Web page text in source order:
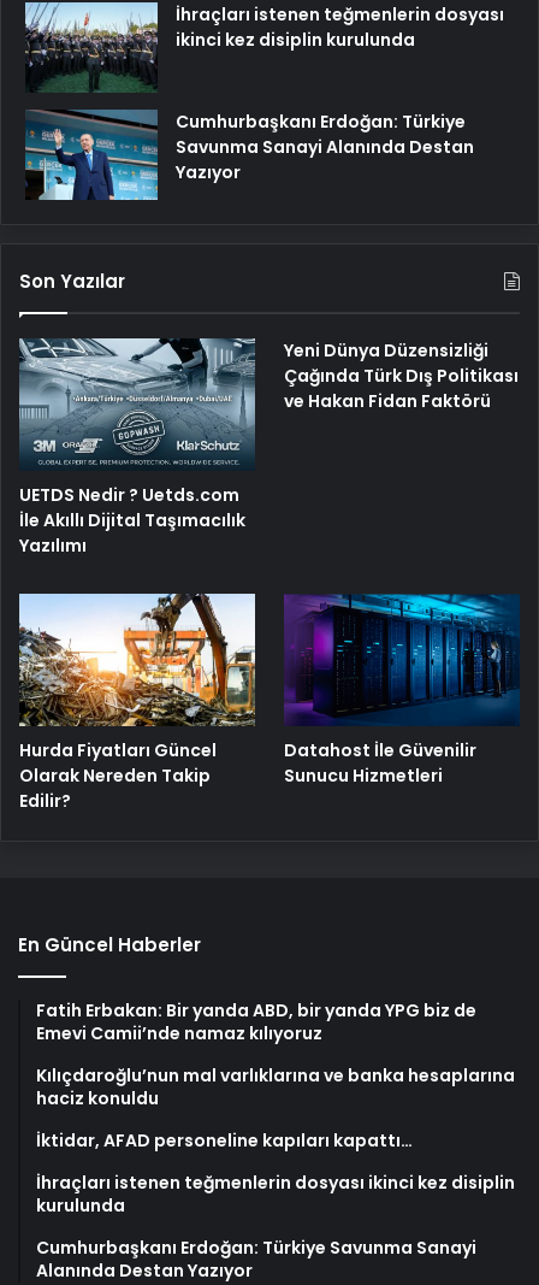
İhraçları istenen teğmenlerin dosyası
ikinci kez disiplin kurulunda
Cumhurbaşkanı Erdoğan: Türkiye
Savunma Sanayi Alanında Destan
Yazıyor
Son Yazılar
UETDS Nedir ? Uetds.com
İle Akıllı Dijital Taşımacılık
Yazılımı
Yeni Dünya Düzensizliği
Çağında Türk Dış Politikası
ve Hakan Fidan Faktörü
Hurda Fiyatları Güncel
Olarak Nereden Takip
Edilir?
Datahost İle Güvenilir
Sunucu Hizmetleri
En Güncel Haberler
Fatih Erbakan: Bir yanda ABD, bir yanda YPG biz de
Emevi Camii’nde namaz kılıyoruz
Kılıçdaroğlu’nun mal varlıklarına ve banka hesaplarına
haciz konuldu
İktidar, AFAD personeline kapıları kapattı…
İhraçları istenen teğmenlerin dosyası ikinci kez disiplin
kurulunda
Cumhurbaşkanı Erdoğan: Türkiye Savunma Sanayi
Alanında Destan Yazıyor